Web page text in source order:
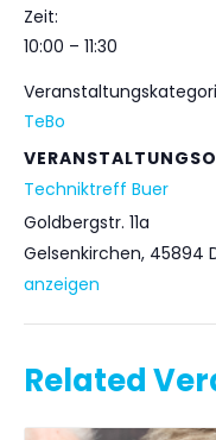
Zeit:
10:00 – 11:30
TeBo
Techniktreff Buer
Goldbergstr. 11a
Gelsenkirchen, 45894
anzeigen
Related